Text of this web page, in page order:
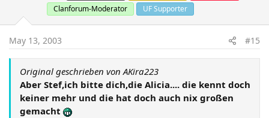
Clanforum-Moderator
UF Supporter
May 13, 2003 #15
Original geschrieben von AKira223
Aber Stef,ich bitte dich,die Alicia.... die kennt doch
keiner mehr und die hat doch auch nix großen
gemacht